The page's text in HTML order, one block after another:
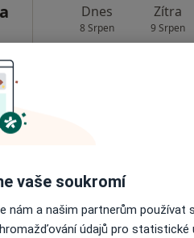
Dnes
8 Srpen
Zítra
9 Srpen
vaše soukromí
nám a našim partnerům používat
údajů pro statistické